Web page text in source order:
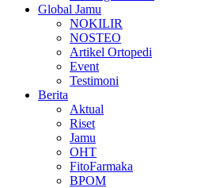
Global Jamu
NOKILIR
NOSTEO
Artikel Ortopedi
Event
Testimoni
Berita
Aktual
Riset
Jamu
OHT
FitoFarmaka
BPOM